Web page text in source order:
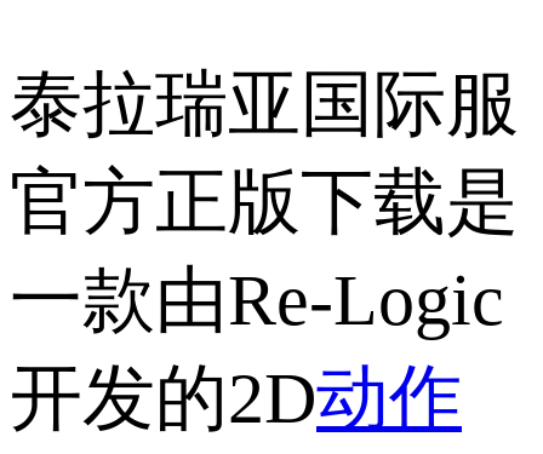
泰拉瑞亚国际服
官方正版下载是
一款由Re-Logic
开发的2D动作